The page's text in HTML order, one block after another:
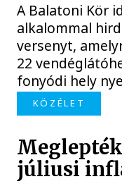
A Balatoni Kör
alkalommal
versenyt,
22
fonyódi hely
KÖZÉLET
júliusi